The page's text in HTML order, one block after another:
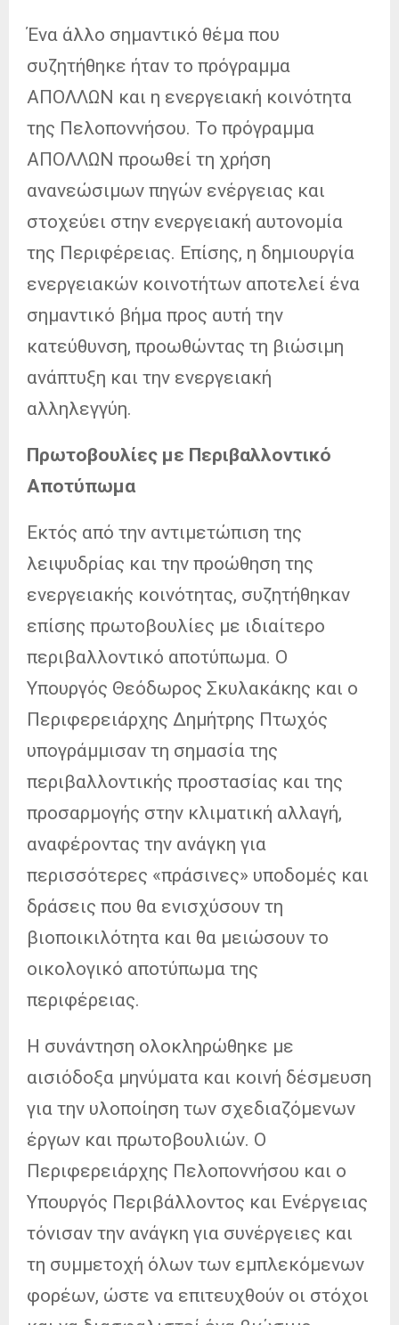
Ένα άλλο σημαντικό θέμα που
συζητήθηκε ήταν το πρόγραμμα
ΑΠΟΛΛΩΝ και η ενεργειακή κοινότητα
της Πελοποννήσου. Το πρόγραμμα
ΑΠΟΛΛΩΝ προωθεί τη χρήση
ανανεώσιμων πηγών ενέργειας και
στοχεύει στην ενεργειακή αυτονομία
της Περιφέρειας. Επίσης, η δημιουργία
ενεργειακών κοινοτήτων αποτελεί ένα
σημαντικό βήμα προς αυτή την
κατεύθυνση, προωθώντας τη βιώσιμη
ανάπτυξη και την ενεργειακή
αλληλεγγύη.
Πρωτοβουλίες με Περιβαλλοντικό
Αποτύπωμα
Εκτός από την αντιμετώπιση της
λειψυδρίας και την προώθηση της
ενεργειακής κοινότητας, συζητήθηκαν
επίσης πρωτοβουλίες με ιδιαίτερο
περιβαλλοντικό αποτύπωμα. Ο
Υπουργός Θεόδωρος Σκυλακάκης και ο
Περιφερειάρχης Δημήτρης Πτωχός
υπογράμμισαν τη σημασία της
περιβαλλοντικής προστασίας και της
προσαρμογής στην κλιματική αλλαγή,
αναφέροντας την ανάγκη για
περισσότερες «πράσινες» υποδομές και
δράσεις που θα ενισχύσουν τη
βιοποικιλότητα και θα μειώσουν το
οικολογικό αποτύπωμα της
περιφέρειας.
Η συνάντηση ολοκληρώθηκε με
αισιόδοξα μηνύματα και κοινή δέσμευση
για την υλοποίηση των σχεδιαζόμενων
έργων και πρωτοβουλιών. Ο
Περιφερειάρχης Πελοποννήσου και ο
Υπουργός Περιβάλλοντος και Ενέργειας
τόνισαν την ανάγκη για συνέργειες και
τη συμμετοχή όλων των εμπλεκόμενων
φορέων, ώστε να επιτευχθούν οι στόχοι